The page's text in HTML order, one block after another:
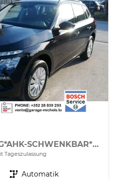
Selection 1.5 TSI DSG*AHK-SCHWENKBAR*PDC-HI*LED*SMARTLINK*SHZ*TEMPOMAT
Tageszulassung
Getriebe Automatik